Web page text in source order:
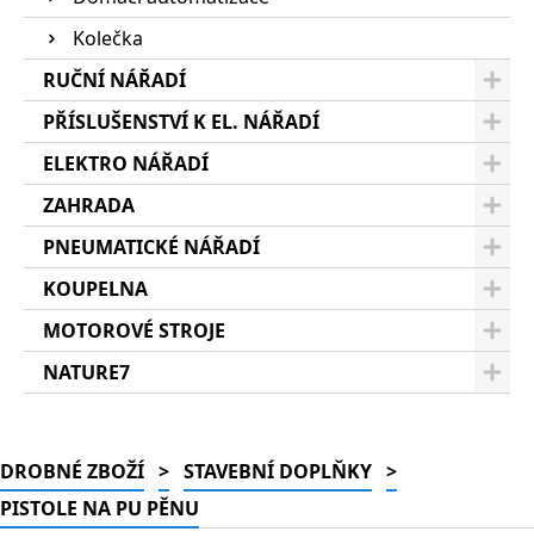
Kolečka
RUČNÍ NÁŘADÍ
PŘÍSLUŠENSTVÍ K EL. NÁŘADÍ
ELEKTRO NÁŘADÍ
ZAHRADA
PNEUMATICKÉ NÁŘADÍ
KOUPELNA
MOTOROVÉ STROJE
NATURE7
DROBNÉ ZBOŽÍ > STAVEBNÍ DOPLŇKY >
PISTOLE NA PU PĚNU